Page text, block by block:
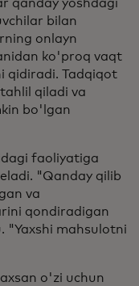
qanday yoshdagi
bilan
onlayn
ko'proq vaqt
qidiradi. Tadqiqot
qiladi va
bo'lgan
faoliyatiga
"Qanday qilib
va
qondiradigan
"Yaxshi mahsulotni
o'zi uchun